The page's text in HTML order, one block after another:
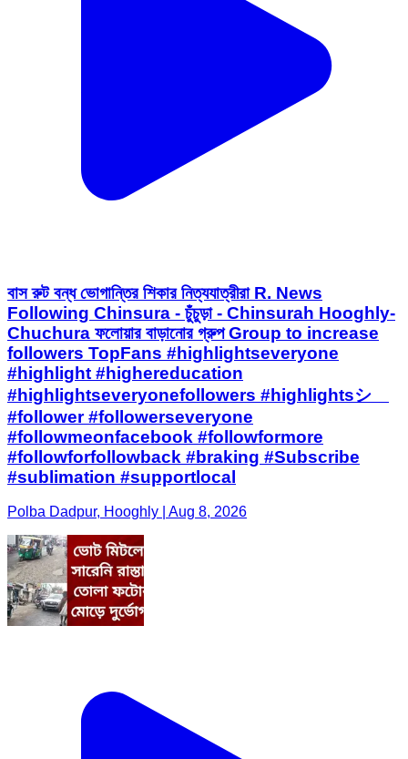
বাস রুট বন্ধ ভোগান্তির শিকার নিত্যযাত্রীরা R. News
Following Chinsura - চুঁচুড়া - Chinsurah Hooghly-
Chuchura ফলোয়ার বাড়ানোর গ্রুপ Group to increase
followers TopFans #highlightseveryone
#highlight #highereducation
#highlightseveryonefollowers #highlightsシ゚
#follower #followerseveryone
#followmeonfacebook #followformore
#followforfollowback #braking #Subscribe
#sublimation #supportlocal
Polba Dadpur, Hooghly | Aug 8, 2026